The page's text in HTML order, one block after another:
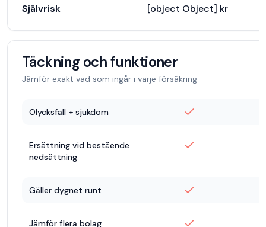
Självrisk [object Object] kr
Täckning och funktioner
Jämför exakt vad som ingår i varje försäkring
Olycksfall + sjukdom
Ersättning vid bestående
nedsättning
Gäller dygnet runt
Jämför flera bolag